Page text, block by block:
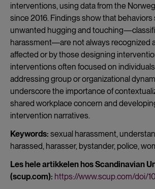
interventions, using data from the
since 2016. Findings show that behaviors
unwanted hugging and
harassment—are not always recognized
affected or by those designing
interventions often focused on
addressing group or organizational
underscore the importance of
shared workplace concern and
intervention narratives.
Keywords: sexual harassment,
harassed, harasser, bystander, police,
Les hele artikkelen hos Scandinavian
(scup.com): https://www.scup.com/doi/